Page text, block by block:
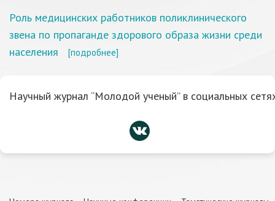
Роль медицинских работников поликлинического
звена по пропаганде здорового образа жизни среди
населения
[подробнее]
Научный журнал “Молодой ученый” в социальных